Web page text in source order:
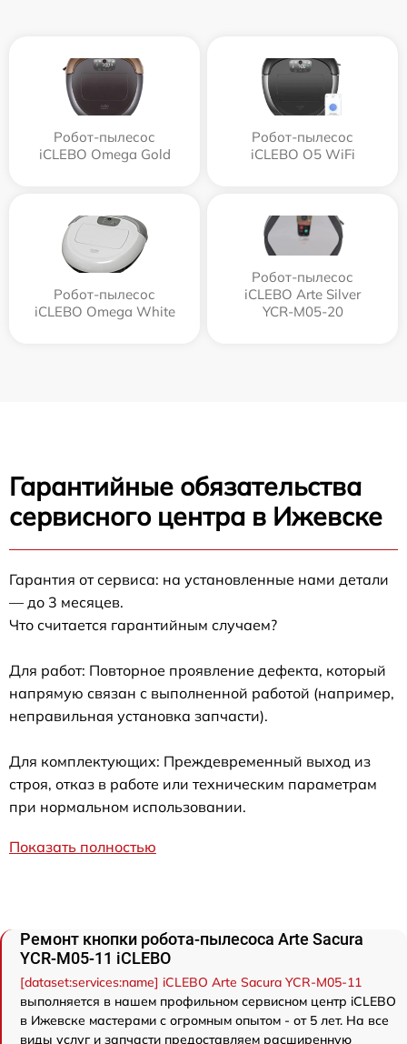
Робот-пылесос
iCLEBO Omega Gold
Робот-пылесос
iCLEBO O5 WiFi
Робот-пылесос
iCLEBO Omega White
Робот-пылесос
iCLEBO Arte Silver
YCR-M05-20
Гарантийные обязательства
сервисного центра в Ижевске
Гарантия от сервиса: на установленные нами детали
— до 3 месяцев.
Что считается гарантийным случаем?
Для работ: Повторное проявление дефекта, который
напрямую связан с выполненной работой (например,
неправильная установка запчасти).
Для комплектующих: Преждевременный выход из
строя, отказ в работе или техническим параметрам
при нормальном использовании.
Показать полностью
Ремонт кнопки робота-пылесоса Arte Sacura
YCR-M05-11 iCLEBO
[dataset:services:name] iCLEBO Arte Sacura YCR-M05-11
выполняется в нашем профильном сервисном центр iCLEBO
в Ижевске мастерами с огромным опытом - от 5 лет. На все
виды услуг и запчасти предоставляем расширенную